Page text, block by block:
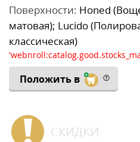
Поверхности: Honed
матовая); Lucido
классическая)
Положить в
СКИДКИ